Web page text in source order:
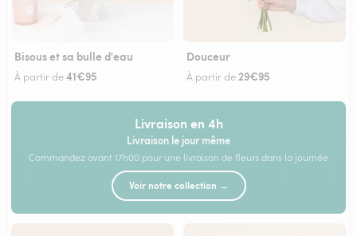
Bisous et sa bulle d'eau
À partir de41€95
Douceur
À partir de 29€95
Livraison en 4h
Livraison le jour même
Commandez avant 17h00 pour une livraison de fleurs dans la journée
Voir notre collection →